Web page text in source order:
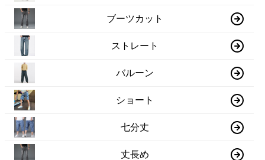
ブーツカット
ストレート
バルーン
ショート
七分丈
丈長め